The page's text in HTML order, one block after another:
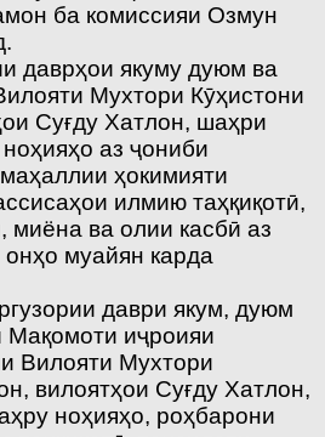
ба комиссияи Озмун
даврҳои якуму дуюм ва
Мухтори Кӯҳистони
Суғду Хатлон, шаҳри
аз ҷониби
ҳокимияти
илмию таҳқиқотӣ,
миёна ва олии касбӣ аз
муайян карда
даври якум, дуюм
иҷроияи
Вилояти Мухтори
вилоятҳои Суғду Хатлон,
ноҳияҳо, роҳбарони